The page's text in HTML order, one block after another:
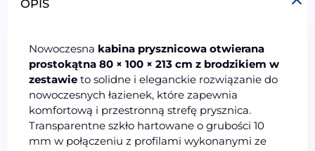
OPIS
Nowoczesna kabina prysznicowa otwierana
prostokątna 80 × 100 × 213 cm z brodzikiem w
zestawie to solidne i eleganckie rozwiązanie do
nowoczesnych łazienek, które zapewnia
komfortową i przestronną strefę prysznica.
Transparentne szkło hartowane o grubości 10
mm w połączeniu z profilami wykonanymi ze